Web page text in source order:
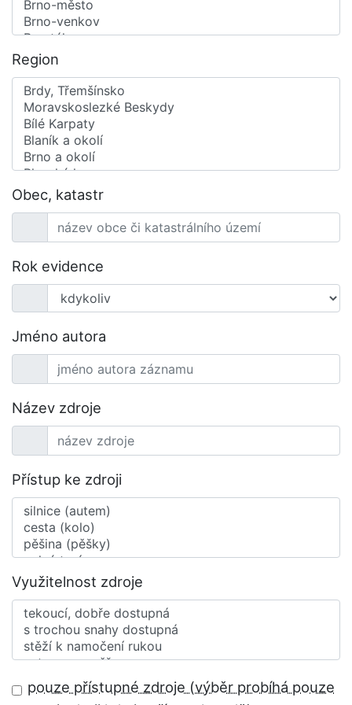
Region
Obec, katastr
Rok evidence
Jméno autora
Název zdroje
Přístup ke zdroji
Využitelnost zdroje
pouze přístupné zdroje